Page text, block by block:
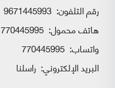
رقم التلفون: 9671445993
هاتف محمول: 770445995
واتساب:
البريد الإلكتروني: راسلنا